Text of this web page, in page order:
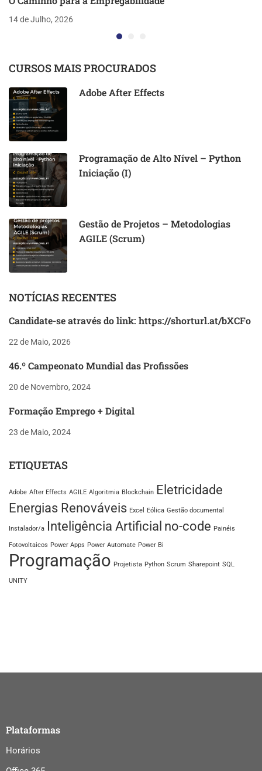
14 de Julho, 2026
CURSOS MAIS PROCURADOS
Adobe After Effects
Programação de Alto Nível – Python
Iniciação (I)
Gestão de Projetos – Metodologias
AGILE (Scrum)
NOTÍCIAS RECENTES
Candidate-se através do link: https://shorturl.at/bXCFo
22 de Maio, 2026
46.º Campeonato Mundial das Profissões
20 de Novembro, 2024
Formação Emprego + Digital
23 de Maio, 2024
ETIQUETAS
Adobe After Effects AGILE Algoritmia Blockchain Eletricidade
Energias Renováveis Excel Eólica Gestão documental
Instalador/a Inteligência Artificial no-code Painéis
Fotovoltaicos Power Apps Power Automate Power Bi
Programação Projetista Python Scrum Sharepoint SQL
UNITY
Plataformas
Horários